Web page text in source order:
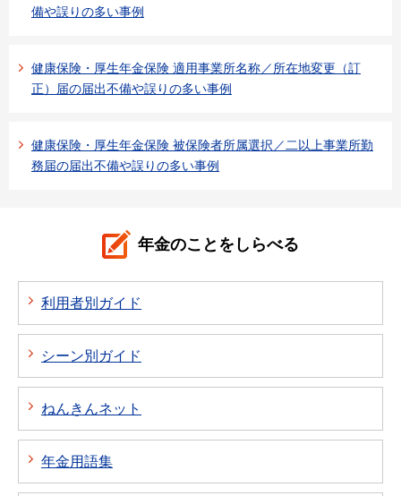
備や誤りの多い事例
健康保険・厚生年金保険 適用事業所名称／所在地変更（訂
正）届の届出不備や誤りの多い事例
健康保険・厚生年金保険 被保険者所属選択／二以上事業所勤
務届の届出不備や誤りの多い事例
年金のことをしらべる
利用者別ガイド
シーン別ガイド
ねんきんネット
年金用語集